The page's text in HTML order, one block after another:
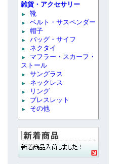
雑貨・アクセサリー
靴
ベルト・サスペンダー
帽子
バッグ・サイフ
ネクタイ
マフラー・スカーフ・
ストール
サングラス
ネックレス
リング
ブレスレット
その他